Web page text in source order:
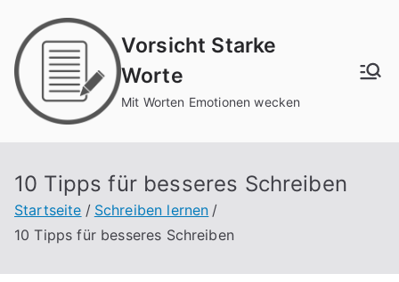
Inhalt
springen
Vorsicht Starke
Worte
Mit Worten Emotionen wecken
10 Tipps für besseres Schreiben
Startseite
Schreiben lernen
10 Tipps für besseres Schreiben